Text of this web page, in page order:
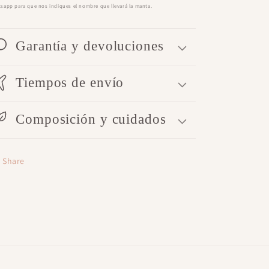
para que nos indiques el nombre que llevará la manta.
Garantía y devoluciones
Tiempos de envío
Composición y cuidados
Share